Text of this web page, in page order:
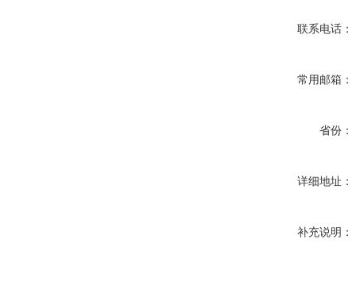
联系电话：
常用邮箱：
省份：
详细地址：
补充说明：